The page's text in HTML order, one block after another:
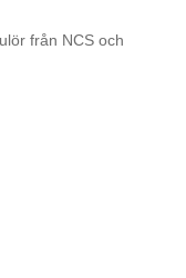
från NCS och